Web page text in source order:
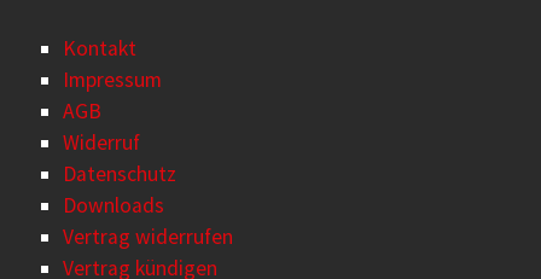
Kontakt
Impressum
AGB
Widerruf
Datenschutz
Downloads
Vertrag widerrufen
Vertrag kündigen